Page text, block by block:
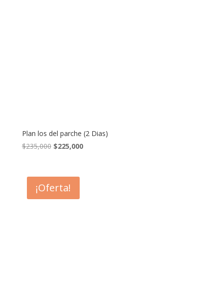
Plan los del parche (2 Dias)
$235,000 El
era:
$235,000.
$225,000El
¡Oferta!